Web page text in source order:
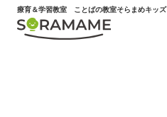
療育＆学習教室 ことばの教室そらまめキッズ